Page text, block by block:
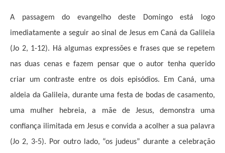
A passagem do evangelho deste Domingo está logo
imediatamente a seguir ao sinal de Jesus em Caná da Galileia
(Jo 2, 1-12). Há algumas expressões e frases que se repetem
nas duas cenas e fazem pensar que o autor tenha querido
criar um contraste entre os dois episódios. Em Caná, uma
aldeia da Galileia, durante uma festa de bodas de casamento,
uma mulher hebreia, a mãe de Jesus, demonstra uma
confiança ilimitada em Jesus e convida a acolher a sua palavra
(Jo 2, 3-5). Por outro lado, “os judeus” durante a celebração